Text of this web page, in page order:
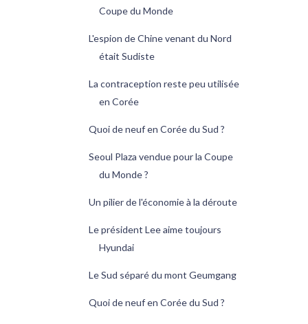
Coupe du Monde
L'espion de Chine venant du Nord
était Sudiste
La contraception reste peu utilisée
en Corée
Quoi de neuf en Corée du Sud ?
Seoul Plaza vendue pour la Coupe
du Monde ?
Un pilier de l'économie à la déroute
Le président Lee aime toujours
Hyundai
Le Sud séparé du mont Geumgang
Quoi de neuf en Corée du Sud ?